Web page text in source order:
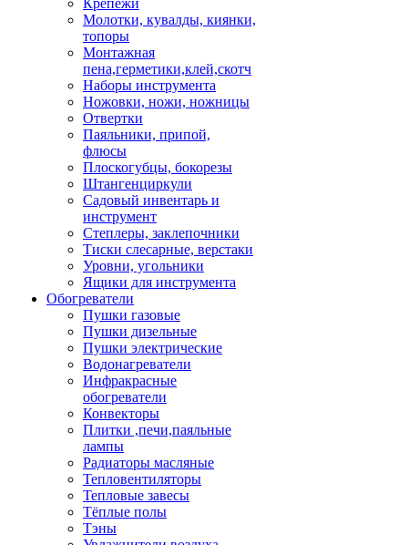
Крепежи
Молотки, кувалды, киянки,
топоры
Монтажная
пена,герметики,клей,скотч
Наборы инструмента
Ножовки, ножи, ножницы
Отвертки
Паяльники, припой,
флюсы
Плоскогубцы, бокорезы
Штангенциркули
Садовый инвентарь и
инструмент
Степлеры, заклепочники
Тиски слесарные, верстаки
Уровни, угольники
Ящики для инструмента
Обогреватели
Пушки газовые
Пушки дизельные
Пушки электрические
Водонагреватели
Инфракрасные
обогреватели
Конвекторы
Плитки ,печи,паяльные
лампы
Радиаторы масляные
Тепловентиляторы
Тепловые завесы
Тёплые полы
Тэны